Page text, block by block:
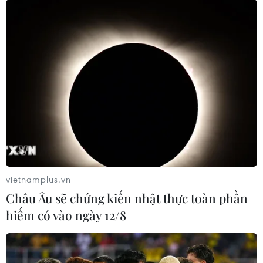
vietnamplus.vn
Châu Âu sẽ chứng kiến nhật thực toàn phần
hiếm có vào ngày 12/8